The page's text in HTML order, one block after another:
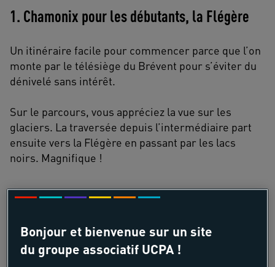
1. Chamonix pour les débutants, la Flégère
Un itinéraire facile pour commencer parce que l’on
monte par le télésiège du Brévent pour s’éviter du
dénivelé sans intérêt.
Sur le parcours, vous appréciez la vue sur les
glaciers. La traversée depuis l’intermédiaire part
ensuite vers la Flégère en passant par les lacs
noirs. Magnifique !
des Aiguilles Rouges
Bonjour et bienvenue sur un site
du groupe associatif UCPA !